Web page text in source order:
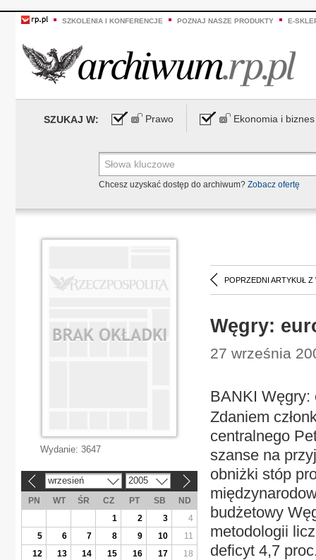
SZKOLENIA I KONFERENCJE POZNAJ NASZE PRODUKTY E-
SZUKAJ W: Prawo Ekonomia i biznes
Chcesz uzyskać dostęp do archiwum? Zobacz ofertę
POPRZEDNI ARTYKUŁ Z
Węgry:
27 września
BANKI Węgry:
Zdaniem
centralnego
szanse na
obniżki stóp
budżetowy
metodologii
deficyt 4,7
Wydanie: 3647
wrzesień 2005
PN WT ŚR CZ PT SB
ND
1
2 3
4
5
6 7 8 9 10
11
12
13 14 15 16 17
18